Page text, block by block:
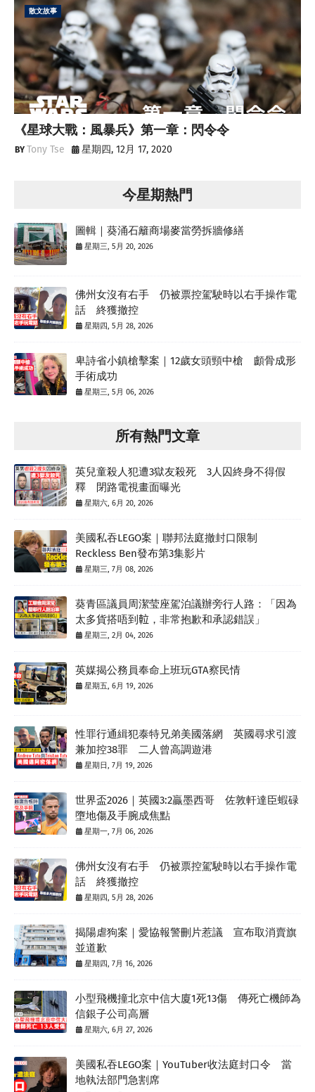
散文故事
《星球大戰：風暴兵》第一章：閃令令
Tony Tse 星期四, 12月 17, 2020
今星期熱門
圖輯｜葵涌石籬商場麥當勞拆牆修繕
星期三, 5月 20, 2026
佛州女沒有右手 仍被票控駕駛時以右手操作電
話 終獲撤控
星期四, 5月 28, 2026
卑詩省小鎮槍擊案｜12歲女頭頸中槍 顱骨成形
手術成功
星期三, 5月 06, 2026
所有熱門文章
英兒童殺人犯遭3獄友殺死 3人囚終身不得假
釋 閉路電視畫面曝光
星期六, 6月 20, 2026
美國私吞LEGO案｜聯邦法庭撤封口限制
Reckless Ben發布第3集影片
星期三, 7月 08, 2026
葵青區議員周潔莹座駕泊議辦旁行人路：「因為
太多貨搭唔到𨋢，非常抱歉和承認錯誤」
星期三, 2月 04, 2026
英媒揭公務員奉命上班玩GTA察民情
星期五, 6月 19, 2026
性罪行通緝犯泰特兄弟美國落網 英國尋求引渡
兼加控38罪 二人曾高調遊港
星期日, 7月 19, 2026
世界盃2026｜英國3:2贏墨西哥 佐敦軒達臣蝦碌
墮地傷及手腕成焦點
星期一, 7月 06, 2026
佛州女沒有右手 仍被票控駕駛時以右手操作電
話 終獲撤控
星期四, 5月 28, 2026
揭陽虐狗案｜愛協報警刪片惹議 宣布取消賣旗
並道歉
星期四, 7月 16, 2026
小型飛機撞北京中信大廈1死13傷 傳死亡機師為
信銀子公司高層
星期六, 6月 27, 2026
美國私吞LEGO案｜YouTuber收法庭封口令 當
地執法部門急割席